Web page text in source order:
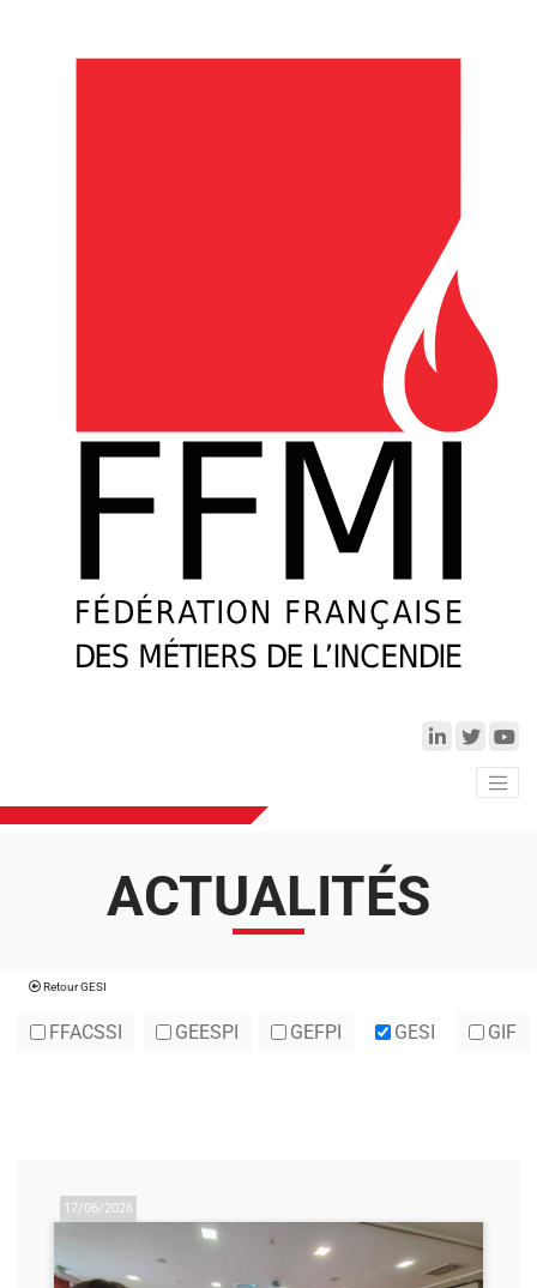
ACTUALITÉS​
RetourGESI
FFACSSI GEESPI GEFPI GESI GIF
17/06/2026